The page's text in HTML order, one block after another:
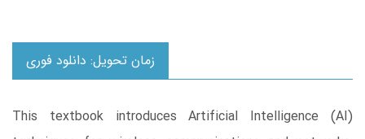
زمان تحویل: دانلود فوری
This textbook introduces Artificial Intelligence (AI)